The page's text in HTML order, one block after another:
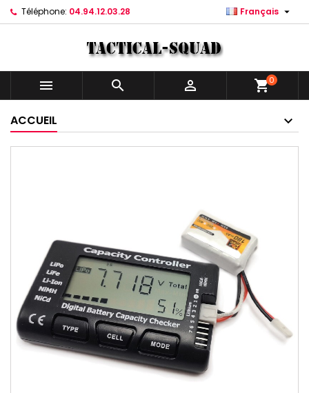
Téléphone: 04.94.12.03.28 Français 
   shopping_cart0
ACCUEIL